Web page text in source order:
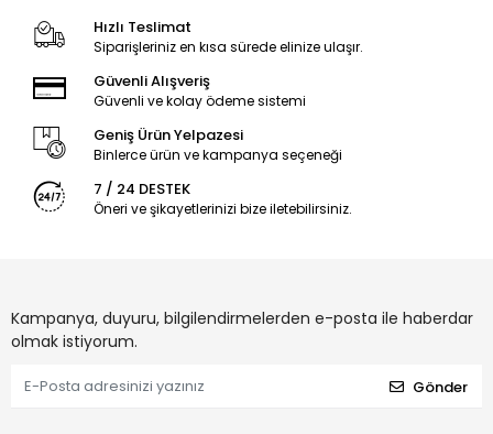
Hızlı Teslimat
Siparişleriniz en kısa sürede elinize ulaşır.
Güvenli Alışveriş
Güvenli ve kolay ödeme sistemi
Geniş Ürün Yelpazesi
Binlerce ürün ve kampanya seçeneği
7 / 24 DESTEK
Öneri ve şikayetlerinizi bize iletebilirsiniz.
Kampanya, duyuru, bilgilendirmelerden e-posta ile haberdar
olmak istiyorum.
Gönder